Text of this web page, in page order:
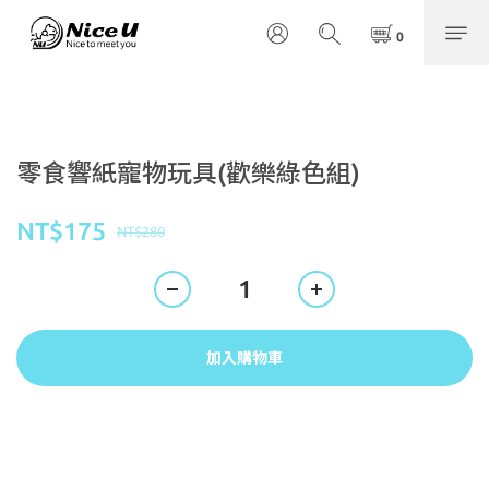
零食響紙寵物玩具(歡樂綠色組)
NT$280
NT$175
加入購物車